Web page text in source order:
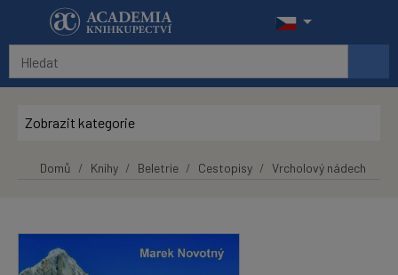
Přeskočit na hlavní obsah
Zobrazit kategorie
Domů Knihy Beletrie Cestopisy Vrcholový nádech